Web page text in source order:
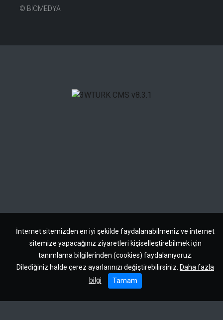
İnternet sitemizden en iyi şekilde faydalanabilmeniz ve internet
sitemize yapacağınız ziyaretleri kişiselleştirebilmek için
tanımlama bilgilerinden (cookies) faydalanıyoruz.
Dilediğiniz halde çerez ayarlarınızı değiştirebilirsiniz. Daha fazla
bilgi
Tamam
© BIOMEDYA